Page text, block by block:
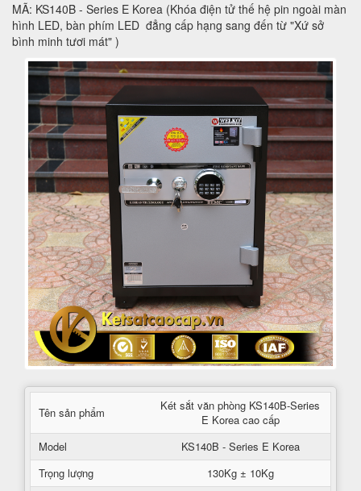
MÃ: KS140B - Series E Korea (Khóa điện tử thế hệ pin ngoài màn
hình LED, bàn phím LED đẳng cấp hạng sang đến từ "Xứ sở
bình minh tươi mát" )
Tên sản phẩm
Két sắt văn phòng KS140B-Series
E Korea cao cấp
Model
KS140B - Series E Korea
Trọng lượng
130Kg ± 10Kg